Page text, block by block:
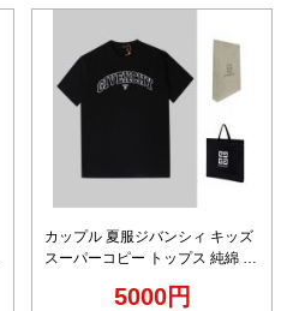
カップル 夏服ジバンシィ キッズ
スーパーコピー トップス 純綿 半
用 ブラック5000円